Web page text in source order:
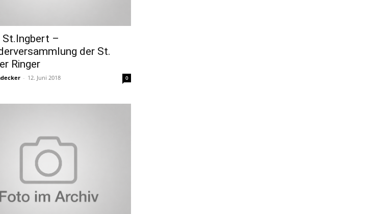
St.Ingbert –
der St.
Ringer
- 12. Juni 2018 0